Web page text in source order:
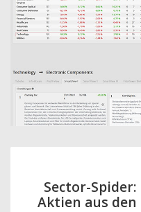
Sector-
Aktien aus